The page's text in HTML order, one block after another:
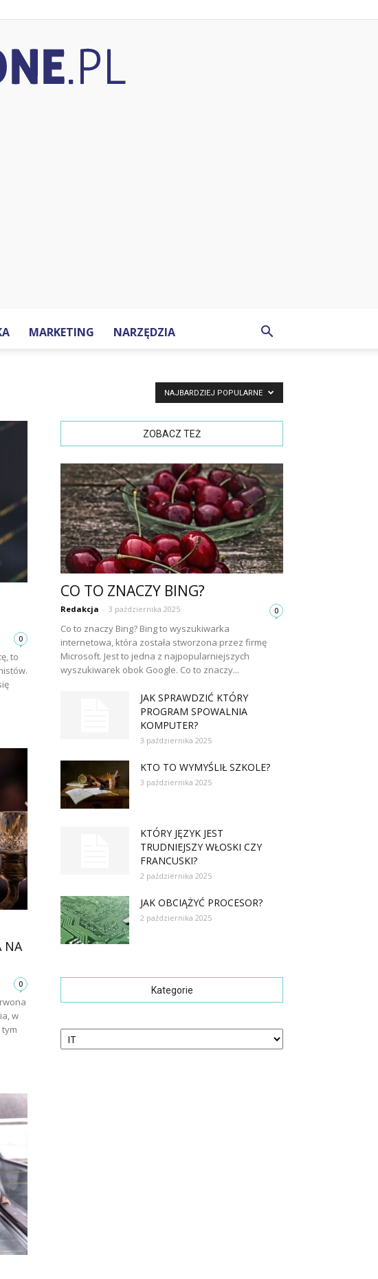
MARKETING NARZĘDZIA
NAJBARDZIEJ POPULARNE
0
to
NA
0
w
ZOBACZ TEŻ
CO TO ZNACZY BING?
Redakcja - 3 października 2025 0
Co to znaczy Bing? Bing to wyszukiwarka
internetowa, która została stworzona przez firmę
Microsoft. Jest to jedna z najpopularniejszych
wyszukiwarek obok Google. Co to znaczy...
JAK SPRAWDZIĆ KTÓRY
PROGRAM SPOWALNIA
KOMPUTER?
3 października 2025
KTO TO WYMYŚLIŁ SZKOLE?
3 października 2025
KTÓRY JĘZYK JEST
TRUDNIEJSZY WŁOSKI CZY
FRANCUSKI?
2 października 2025
JAK OBCIĄŻYĆ PROCESOR?
2 października 2025
Kategorie
Kategorie